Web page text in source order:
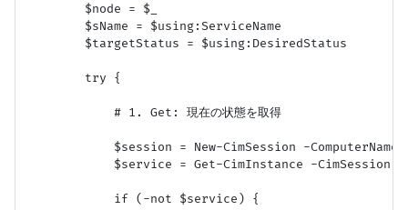
        $node = $_
        $sName = $using:ServiceName
        $targetStatus = $using:DesiredStatus
        try {
            # 1. Get: 現在の状態を取得
$session = New-CimSession -ComputerName
$service = Get-CimInstance -CimSession
            if (-not $service) {